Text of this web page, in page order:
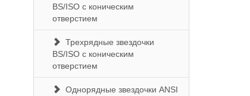
BS/ISO с коническим
отверстием
Трехрядные звездочки
BS/ISO с коническим
отверстием
Однорядные звездочки ANSI